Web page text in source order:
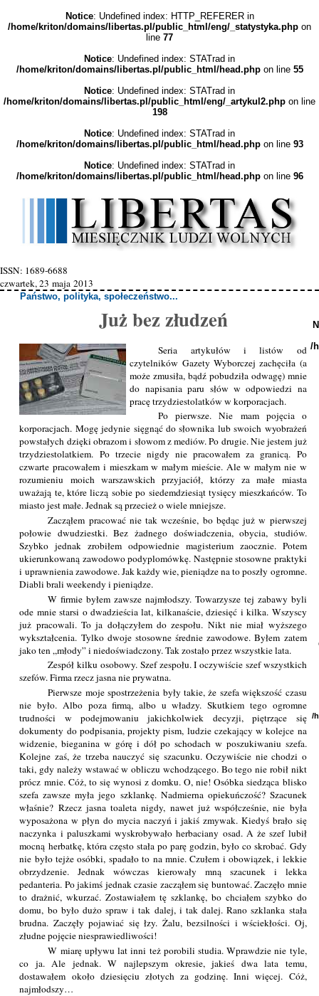
Notice: Undefined index: HTTP_REFERER in
/home/kriton/domains/libertas.pl/public_html/eng/_statystyka.php on
line 77
Notice: Undefined index: STATrad in
/home/kriton/domains/libertas.pl/public_html/head.phpon line 55
Notice: Undefined index: STATrad in
/home/kriton/domains/libertas.pl/public_html/eng/_artykul2.php on line
198
Notice: Undefined index: STATrad in
/home/kriton/domains/libertas.pl/public_html/head.phpon line 93
Notice: Undefined index: STATrad in
/home/kriton/domains/libertas.pl/public_html/head.phpon line 96
ISSN: 1689-6688
czwartek, 23 maja 2013
Państwo, polityka, społeczeństwo...
Już bez złudzeń
Seria artykułów i listów od
czytelników Gazety Wyborczej zachęciła (a
może zmusiła, bądź pobudziła odwagę) mnie
do napisania paru słów w odpowiedzi na
pracę trzydziestolatków w korporacjach.
Po pierwsze. Nie mam pojęcia o
korporacjach. Mogę jedynie sięgnąć do słownika lub swoich wyobrażeń
powstałych dzięki obrazom i słowom z mediów. Po drugie. Nie jestem już
trzydziestolatkiem. Po trzecie nigdy nie pracowałem za granicą. Po
czwarte pracowałem i mieszkam w małym mieście. Ale w małym nie w
rozumieniu moich warszawskich przyjaciół, którzy za małe miasta
uważają te, które liczą sobie po siedemdziesiąt tysięcy mieszkańców. To
miasto jest małe. Jednak są przecież o wiele mniejsze.
Zacząłem pracować nie tak wcześnie, bo będąc już w pierwszej
połowie dwudziestki. Bez żadnego doświadczenia, obycia, studiów.
Szybko jednak zrobiłem odpowiednie magisterium zaocznie. Potem
ukierunkowaną zawodowo podyplomówkę. Następnie stosowne praktyki
i uprawnienia zawodowe. Jak każdy wie, pieniądze na to poszły ogromne.
Diabli brali weekendy i pieniądze.
W firmie byłem zawsze najmłodszy. Towarzysze tej zabawy byli
ode mnie starsi o dwadzieścia lat, kilkanaście, dziesięć i kilka. Wszyscy
już pracowali. To ja dołączyłem do zespołu. Nikt nie miał wyższego
wykształcenia. Tylko dwoje stosowne średnie zawodowe. Byłem zatem
jako ten „młody” i niedoświadczony. Tak zostało przez wszystkie lata.
Zespół kilku osobowy. Szef zespołu. I oczywiście szef wszystkich
szefów. Firma rzecz jasna nie prywatna.
Pierwsze moje spostrzeżenia były takie, że szefa większość czasu
nie było. Albo poza firmą, albo u władzy. Skutkiem tego ogromne
trudności w podejmowaniu jakichkolwiek decyzji, piętrzące się
dokumenty do podpisania, projekty pism, ludzie czekający w kolejce na
widzenie, bieganina w górę i dół po schodach w poszukiwaniu szefa.
Kolejne zaś, że trzeba nauczyć się szacunku. Oczywiście nie chodzi o
taki, gdy należy wstawać w obliczu wchodzącego. Bo tego nie robił nikt
prócz mnie. Cóż, to się wynosi z domku. O, nie! Osóbka siedząca blisko
szefa zawsze myła jego szklankę. Nadmierna opiekuńczość? Szacunek
właśnie? Rzecz jasna toaleta nigdy, nawet już współcześnie, nie była
wyposażona w płyn do mycia naczyń i jakiś zmywak. Kiedyś brało się
naczynka i paluszkami wyskrobywało herbaciany osad. A że szef lubił
mocną herbatkę, która często stała po parę godzin, było co skrobać. Gdy
nie było tejże osóbki, spadało to na mnie. Czułem i obowiązek, i lekkie
obrzydzenie. Jednak wówczas kierowały mną szacunek i lekka
pedanteria. Po jakimś jednak czasie zacząłem się buntować. Zaczęło mnie
to drażnić, wkurzać. Zostawiałem tę szklankę, bo chciałem szybko do
domu, bo było dużo spraw i tak dalej, i tak dalej. Rano szklanka stała
brudna. Zaczęły pojawiać się łzy. Żalu, bezsilności i wściekłości. Oj,
złudne pojęcie niesprawiedliwości!
W miarę upływu lat inni też porobili studia. Wprawdzie nie tyle,
co ja. Ale jednak. W najlepszym okresie, jakieś dwa lata temu,
dostawałem około dziesięciu złotych za godzinę. Inni więcej. Cóż,
najmłodszy…
/
/